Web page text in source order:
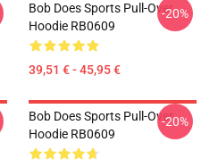
Bob Does Sports Pull-Over
Hoodie RB0609
39,51 € - 45,95 €
-20%
Bob Does Sports Pull-Over
Hoodie RB0609
-20%